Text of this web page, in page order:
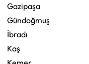
Gazipaşa
Gündoğmuş
İbradı
Kaş